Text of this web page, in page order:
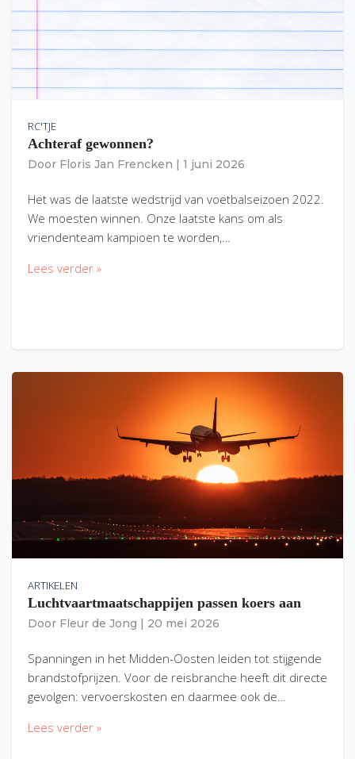
RC'TJE
Achteraf gewonnen?
Door Floris Jan Frencken 1 juni 2026
Het was de laatste wedstrijd van voetbalseizoen 2022.
We moesten winnen. Onze laatste kans om als
vriendenteam kampioen te worden,…
Lees verder »
ARTIKELEN
Luchtvaartmaatschappijen passen koers aan
Door Fleur de Jong 20 mei 2026
Spanningen in het Midden-Oosten leiden tot stijgende
brandstofprijzen. Voor de reisbranche heeft dit directe
gevolgen: vervoerskosten en daarmee ook de…
Lees verder »